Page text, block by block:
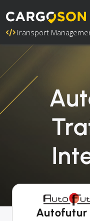
Transport
Autofutur